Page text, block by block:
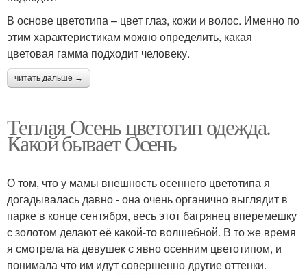
В основе цветотипа – цвет глаз, кожи и волос. Именно по
этим характеристикам можно определить, какая
цветовая гамма подходит человеку.
читать дальше →
Теплая Осень цветотип одежда.
Какой бывает Осень
О том, что у мамы внешность осеннего цветотипа я
догадывалась давно - она очень органично выглядит в
парке в конце сентября, весь этот багрянец вперемешку
с золотом делают её какой-то волшебной. В то же время
я смотрела на девушек с явно осенним цветотипом, и
понимала что им идут совершенно другие оттенки.